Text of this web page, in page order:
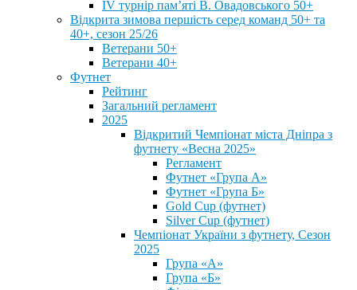
IV турнір пам’яті В. Овадовського 50+
Відкрита зимова першість серед команд 50+ та
40+, сезон 25/26
Ветерани 50+
Ветерани 40+
Футнет
Рейтинг
Загальний регламент
2025
Відкритий Чемпіонат міста Дніпра з
футнету «Весна 2025»
Регламент
Футнет «Група А»
Футнет «Група Б»
Gold Cup (футнет)
Silver Cup (футнет)
Чемпіонат України з футнету, Сезон
2025
Група «А»
Група «Б»